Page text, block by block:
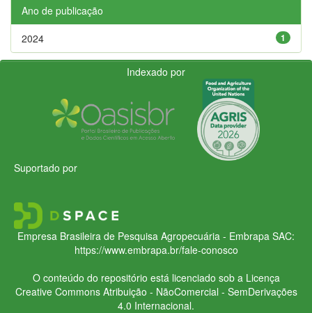
Ano de publicação
1
2024
Indexado por
Suportado por
Empresa Brasileira de Pesquisa Agropecuária - Embrapa SAC:
https://www.embrapa.br/fale-conosco
O conteúdo do repositório está licenciado sob a Licença
Creative CommonsAtribuição - NãoComercial - SemDerivações
4.0 Internacional.